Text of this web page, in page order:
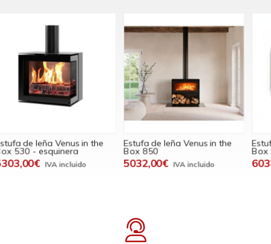
Estufa de leña Venus in the
Box 850
5032,00€
Estufa de leña Venus in the
Box 850 - doble cara
6038,00€